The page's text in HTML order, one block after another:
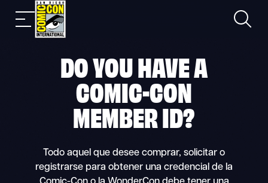
Skip
content
Navegación
móvil
Buscar
DO YOU HAVE A
COMIC-CON
MEMBER ID?
Todo aquel que desee comprar, solicitar o
registrarse para obtener una credencial de la